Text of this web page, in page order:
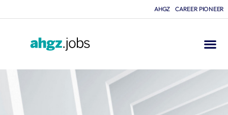
AHGZ CAREER PIONEER